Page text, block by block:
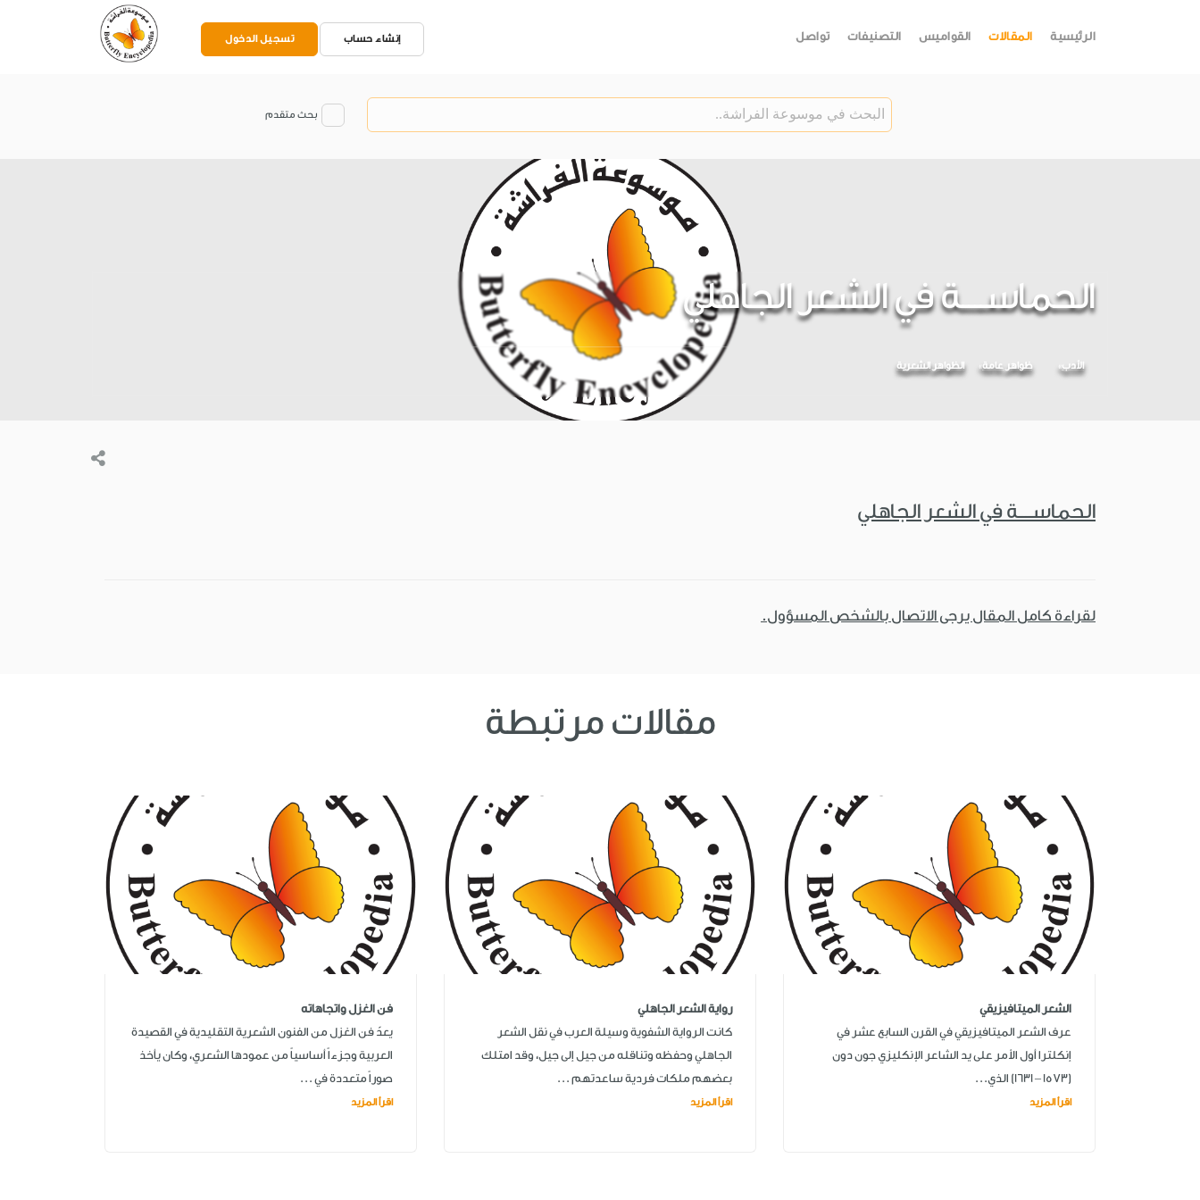
الرئيسية المقالات القواميس التصنيفات تواصل إنشاء حساب تسجيل الدخول
بحث متقدم
الحماســــة في الشعر الجاهلي
الأدب ظواهر عامة الظواهر الشعرية
الحماســــة في الشعر الجاهلي
لقراءة كامل المقال يرجى الاتصال بالشخص المسؤول.
مقالات مرتبطة
الشعر الميتافيزيقي
عرف الشعر الميتافيزيقي في القرن السابع عشر في
إنكلترا أول الأمر على يد الشاعر الإنكليزي جون دون
(1573 – 1631) الذي...
اقرأ المزيد
رواية الشعر الجاهلي
كانت الرواية الشفوية وسيلة العرب في نقل الشعر
الجاهلي وحفظه وتناقله من جيل إلى جيل، وقد امتلك
بعضهم ملكات فردية ساعدتهم ...
اقرأ المزيد
فن الغزل واتجاهاته
يعدّ فن الغزل من الفنون الشعرية التقليدية في القصيدة
العربية وجزءاً أساسياً من عمودها الشعري، وكان يأخذ
صوراً متعددة في ...
اقرأ المزيد